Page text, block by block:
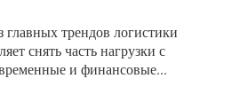
трендов логистики
снять часть нагрузки с
и финансовые...